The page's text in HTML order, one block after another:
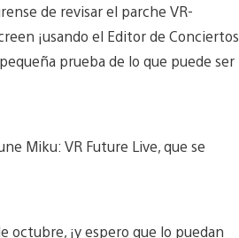
de revisar el parche VR-
¡usando el Editor de Conciertos
prueba de lo que puede ser
Miku: VR Future Live, que se
octubre, ¡y espero que lo puedan